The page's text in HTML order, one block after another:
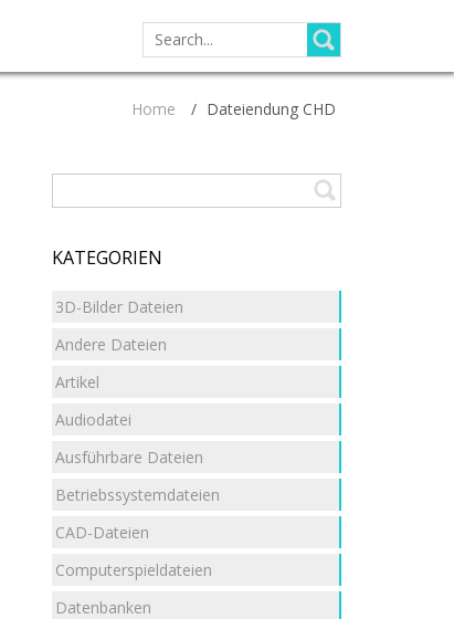
SEARCH
FOR:
Home / Dateiendung CHD
KATEGORIEN
3D-Bilder Dateien
Andere Dateien
Artikel
Audiodatei
Ausführbare Dateien
Betriebssystemdateien
CAD-Dateien
Computerspieldateien
Datenbanken